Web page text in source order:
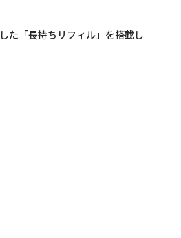
た「長持ちリフィル」を搭載し